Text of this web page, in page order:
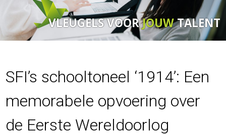
VLEUGELS VOORJOUWTALENT
SFI’s schooltoneel ‘1914’: Een
memorabele opvoering over
de Eerste Wereldoorlog